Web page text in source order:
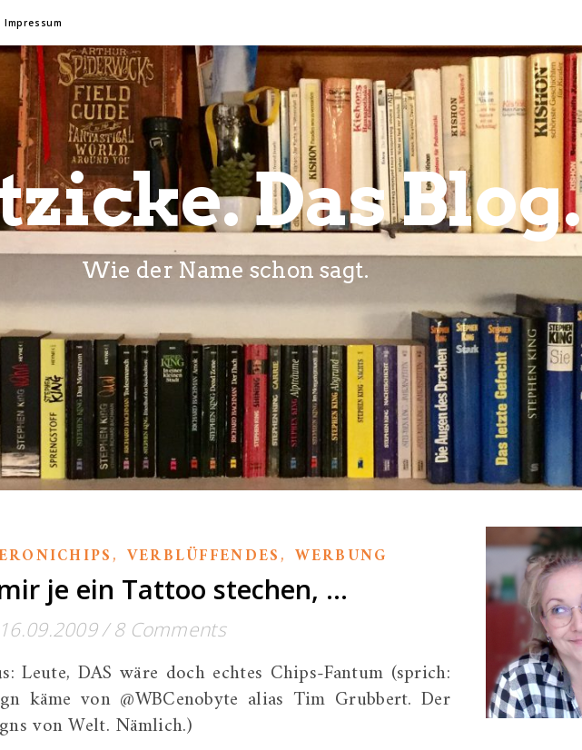
Impressum
Das Blog.
Wie der Name schon sagt.
, VERBLÜFFENDES, WERBUNG
je ein Tattoo stechen, …
16.09.2009/ 8 Comments
Leute, DAS wäre doch echtes Chips-Fantum (sprich:
käme von @WBCenobyte alias Tim Grubbert. Der
von Welt. Nämlich.)